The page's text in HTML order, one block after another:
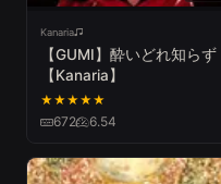
Kanaria
【GUMI】酔いどれ知らず
【Kanaria】
★★★★★
672 6.54